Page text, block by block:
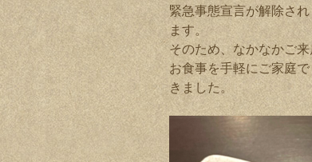
緊急事態宣言が解除さ
ます。
そのため、なかなかご
お食事を手軽にご家庭
きました。